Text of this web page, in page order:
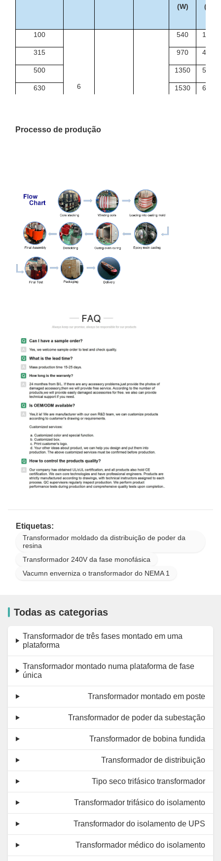
(W) (W)
100
6
540 1990
315 970 4080
500 1350 5790
630 1530 6840
Processo de produção
Etiquetas:
Transformador moldado da distribuição de poder da
resina
Transformador 240V da fase monofásica
Vacumn enverniza o transformador do NEMA 1
Todas as categorias
Transformador de três fases montado em uma
plataforma
Transformador montado numa plataforma de fase
única
Transformador montado em poste
Transformador de poder da subestação
Transformador de bobina fundida
Transformador de distribuição
Tipo seco trifásico transformador
Transformador trifásico do isolamento
Transformador do isolamento de UPS
Transformador médico do isolamento